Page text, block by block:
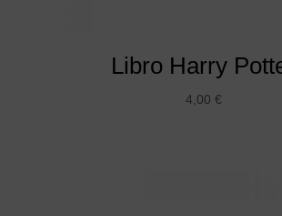
Libro Harry
4,00 €